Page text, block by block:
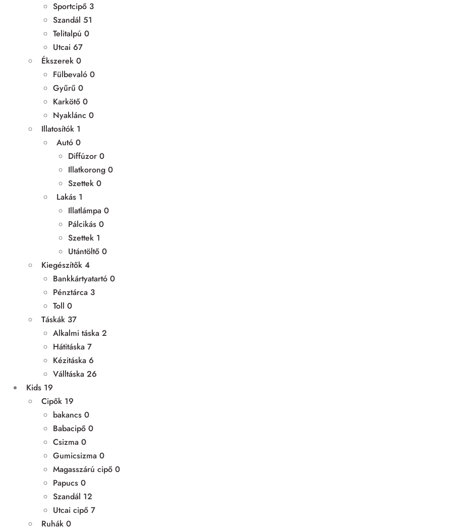
Sportcipő 3
Szandál 51
Telitalpú 0
Utcai 67
Ékszerek 0
Fülbevaló 0
Gyűrű 0
Karkötő 0
Nyaklánc 0
Illatosítók 1
Autó 0
Diffúzor 0
Illatkorong 0
Szettek 0
Lakás 1
Illatlámpa 0
Pálcikás 0
Szettek 1
Utántöltő 0
Kiegészítők 4
Bankkártyatartó 0
Pénztárca 3
Toll 0
Táskák 37
Alkalmi táska 2
Hátitáska 7
Kézitáska 6
Válltáska 26
Kids 19
Cipők 19
bakancs 0
Babacipő 0
Csizma 0
Gumicsizma 0
Magasszárú cipő 0
Papucs 0
Szandál 12
Utcai cipő 7
Ruhák 0